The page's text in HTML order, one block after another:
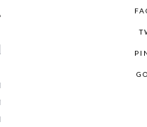
ARCACHON
je t'aime, my little bassin
comment ? "